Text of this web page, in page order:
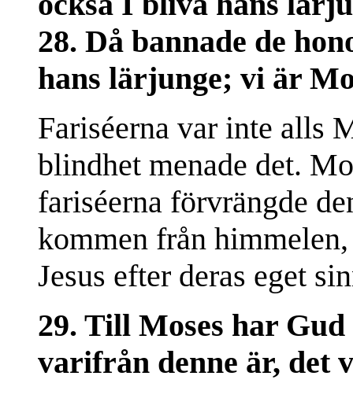
28. Då bannade de
hans lärjunge; vi är
Fariséerna var inte alls
blindhet menade det.
fariséerna förvrängde
kommen från
Jesus efter deras eget
29. Till Moses har
varifrån denne är, det